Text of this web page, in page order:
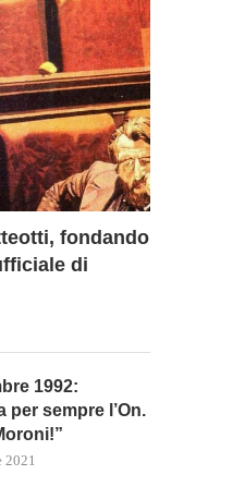
fondando
di
1992:
per sempre l’On.
2021